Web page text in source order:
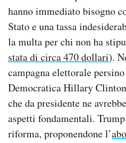
hanno immediato bisogno
Stato e una tassa
la multa per chi non ha
stata di circa 470 dollari).
campagna elettorale
Democratica Hillary
che da presidente ne
aspetti fondamentali.
riforma, proponendone l’